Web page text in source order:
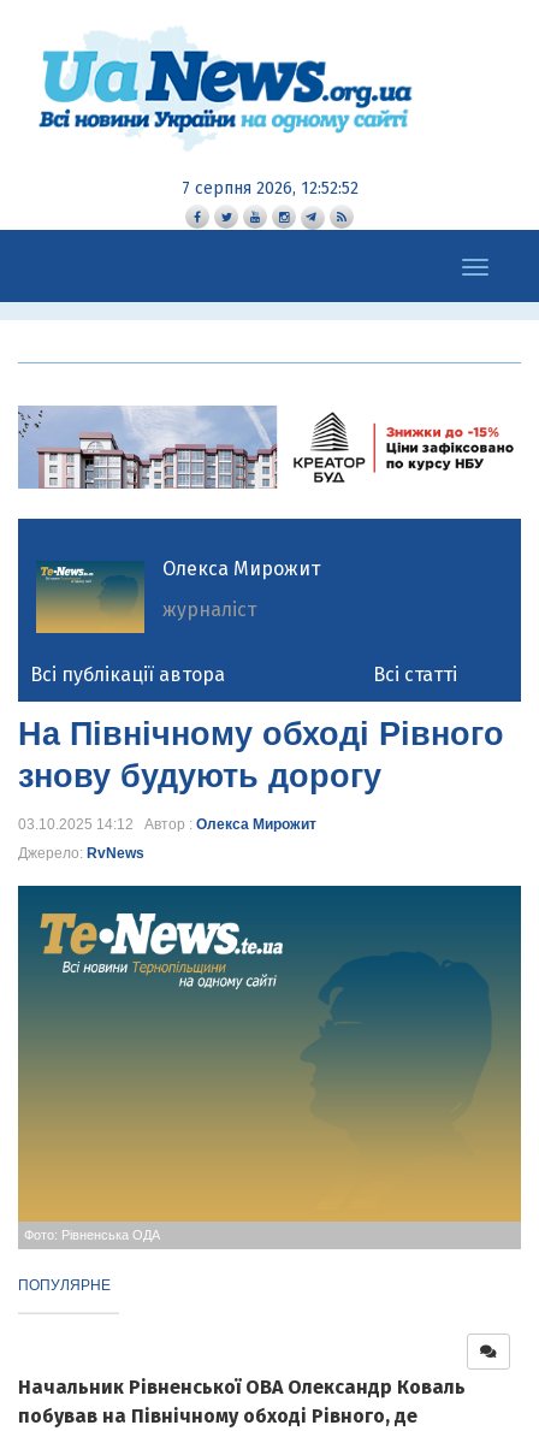
7 серпня 2026, 12:52:53
Toggle
navigation
Олекса Мирожит
журналіст
Всі публікації автора Всі статті
На Північному обході Рівного
знову будують дорогу
03.10.2025 14:12 Автор : Олекса Мирожит
Джерело: RvNews
Фото: Рівненська ОДА
ПОПУЛЯРНЕ
Начальник Рівненської ОВА Олександр Коваль
побував на Північному обході Рівного, де